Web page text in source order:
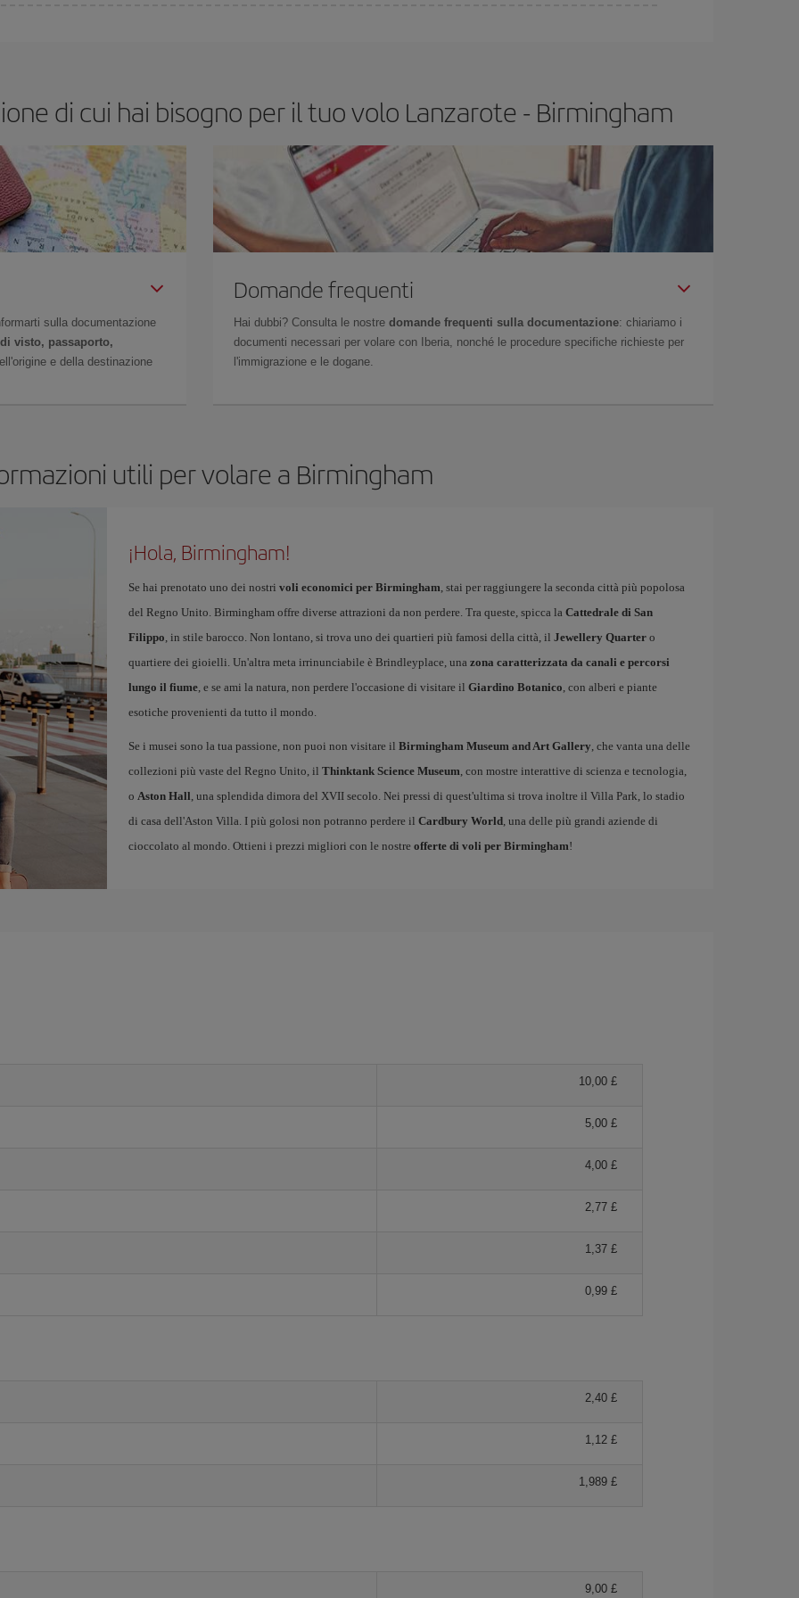
di cui hai bisogno per il tuo volo Lanzarote - Birmingham
sulla documentazione
di visto, passaporto,
e della destinazione
Domande frequenti
Hai dubbi? Consulta le nostre domande frequenti sulla documentazione: chiariamo i
documenti necessari per volare con Iberia, nonché le procedure specifiche richieste per
l'immigrazione e le dogane.
utili per volare a Birmingham
¡Hola, Birmingham!
Se hai prenotato uno dei nostri voli economici per Birmingham, stai per raggiungere la seconda città più popolosa
del Regno Unito. Birmingham offre diverse attrazioni da non perdere. Tra queste, spicca la Cattedrale di San
Filippo, in stile barocco. Non lontano, si trova uno dei quartieri più famosi della città, il Jewellery Quartero
quartiere dei gioielli. Un'altra meta irrinunciabile è Brindleyplace, una zona caratterizzata da canali e percorsi
lungo il fiume, e se ami la natura, non perdere l'occasione di visitare il Giardino Botanico, con alberi e piante
esotiche provenienti da tutto il mondo.
Se i musei sono la tua passione, non puoi non visitare il Birmingham Museum and Art Gallery, che vanta una delle
collezioni più vaste del Regno Unito, il Thinktank Science Museum, con mostre interattive di scienza e tecnologia,
o Aston Hall, una splendida dimora del XVII secolo. Nei pressi di quest'ultima si trova inoltre il Villa Park, lo stadio
di casa dell'Aston Villa. I più golosi non potranno perdere il Cardbury World, una delle più grandi aziende di
cioccolato al mondo. Ottieni i prezzi migliori con le nostre offerte di voli per Birmingham!
10,00 £
5,00 £
4,00 £
2,77 £
1,37 £
0,99 £
2,40 £
1,12 £
1,989 £
9,00 £